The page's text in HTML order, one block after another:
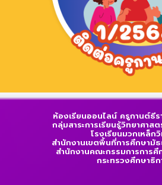
ห้องเรียนออนไลน์ ครูกานต์ธี
กลุ่มสาระการเรียนรู้วิทยาศาสต
โรงเรียนมวกเหล็ก
สำนักงานเขตพื้นที่การศึกษามั
สำนักงานคณะกรรมการการ
กระทรวงศึกษาธิก